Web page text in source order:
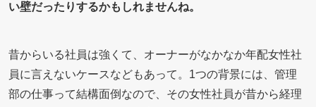
い壁だったりするかもしれませんね。
昔からいる社員は強くて、オーナーがなかなか年配女性社
員に言えないケースなどもあって。1つの背景には、管理
部の仕事って結構面倒なので、その女性社員が昔から経理